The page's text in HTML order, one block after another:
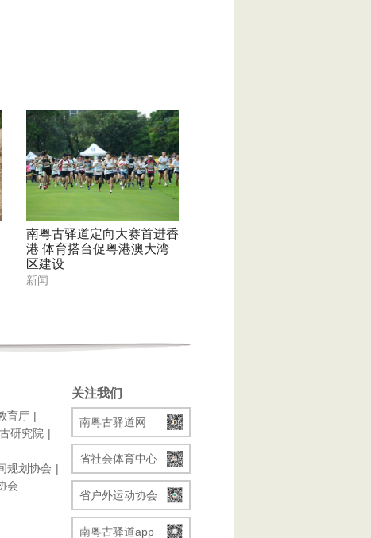
南粤古驿道定向大赛首进香
港 体育搭台促粤港澳大湾
区建设
新闻
关注我们
南粤古驿道网
省社会体育中心
省户外运动协会
南粤古驿道app
育厅
研究院
规划协会
会